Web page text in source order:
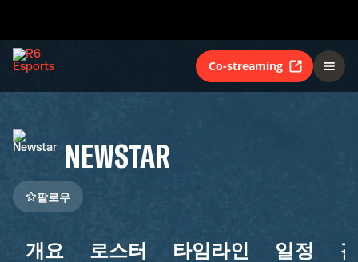
Co-streaming
NEWSTAR
팔로우
개요 로스터 타임라인 일정